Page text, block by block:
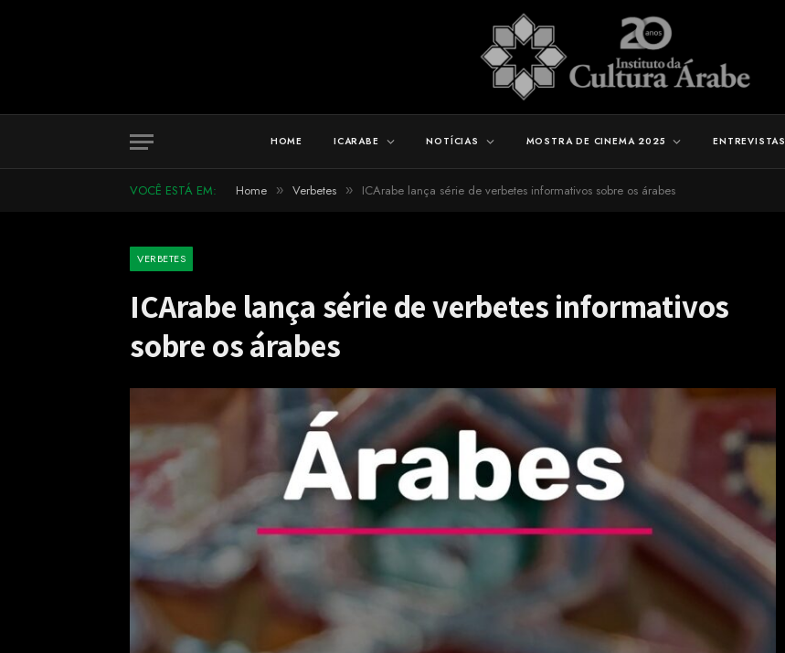
HOME ICARABE NOTÍCIAS MOSTRA DE CINEMA 2025 ENTREVISTAS
VOCÊ ESTÁ EM: Home » Verbetes » ICArabe lança série de verbetes informativos sobre os árabes
VERBETES
ICArabe lança série de verbetes informativos
sobre os árabes